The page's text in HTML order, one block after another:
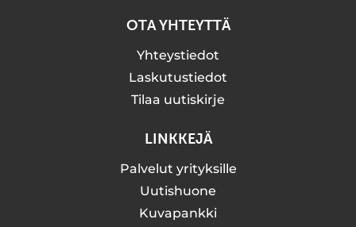
OTA YHTEYTTÄ
Yhteystiedot
Laskutustiedot
Tilaa uutiskirje
LINKKEJÄ
Palvelut yrityksille
Uutishuone
Kuvapankki